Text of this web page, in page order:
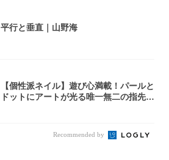
平行と垂直｜山野海
【個性派ネイル】遊び心満載！パールと
ドットにアートが光る唯一無二の指先が
Recommended by